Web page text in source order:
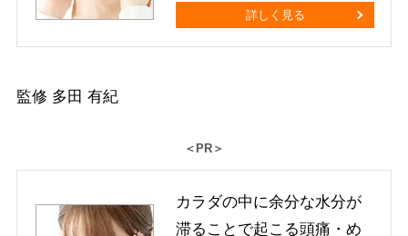
詳しく見る
監修 多田 有紀
＜PR＞
カラダの中に余分な水分が
滞ることで起こる頭痛・め